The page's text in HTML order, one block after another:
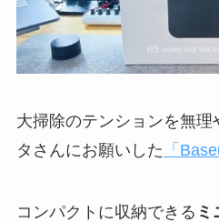
大掃除のテンションを無
タさんにお願いした 「
コンパクトに収納できる